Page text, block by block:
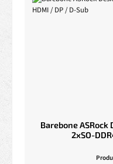
Barebone ASRock
2xSO-